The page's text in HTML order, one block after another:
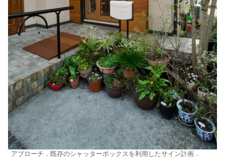
アプローチ．既存のシャッターボックスを利用したサイン計画．